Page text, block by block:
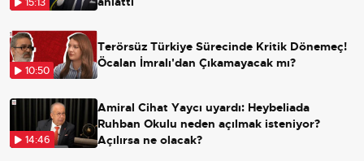
10:50
Terörsüz Türkiye Sürecinde Kritik Dönemeç!
Öcalan İmralı'dan Çıkamayacak mı?
14:46
Amiral Cihat Yaycı uyardı: Heybeliada
Ruhban Okulu neden açılmak isteniyor?
Açılırsa ne olacak?